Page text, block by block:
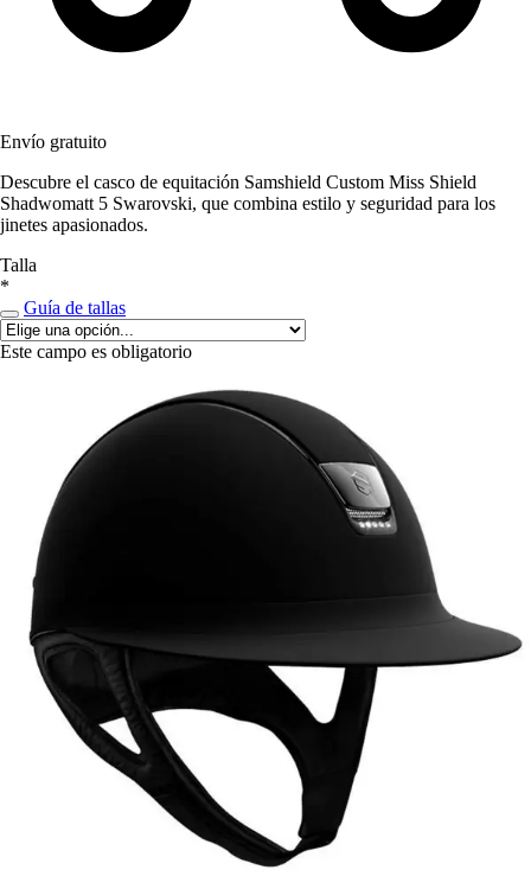
Envío gratuito
Descubre el casco de equitación Samshield Custom Miss Shield
Shadwomatt 5 Swarovski, que combina estilo y seguridad para los
jinetes apasionados.
Talla
*
Guía de tallas
Este campo es obligatorio